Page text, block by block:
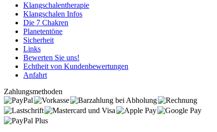
Klangschalentherapie
Klangschalen Infos
Die 7 Chakren
Planetentöne
Sicherheit
Links
Bewerten Sie uns!
Echtheit von Kundenbewertungen
Anfahrt
Zahlungsmethoden